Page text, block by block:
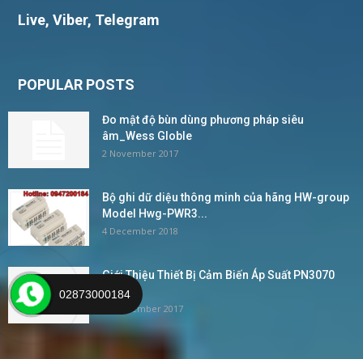
Live, Viber, Telegram
POPULAR POSTS
Đo mật độ bùn dùng phương pháp siêu
âm_Wess Globle
2 November 2017
Bộ ghi dữ diệu thông minh của hãng HW-group
Model Hwg-PWR3...
4 December 2018
Giới Thiệu Thiết Bị Cảm Biến Áp Suất PN3070
IFM –...
24 November 2017
02873000184